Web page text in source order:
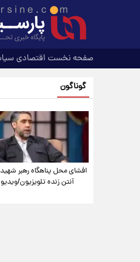
صفحه نخست اقتصادی
گوناگون
افشای محل پناهگاه‌ رهبر
آنتن زنده تلویزیون/ویدیو